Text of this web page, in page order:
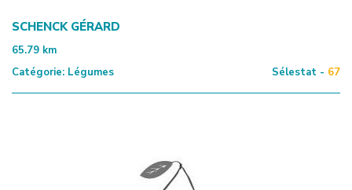
SCHENCK GÉRARD
65.79 km
Catégorie: Légumes Sélestat - 67